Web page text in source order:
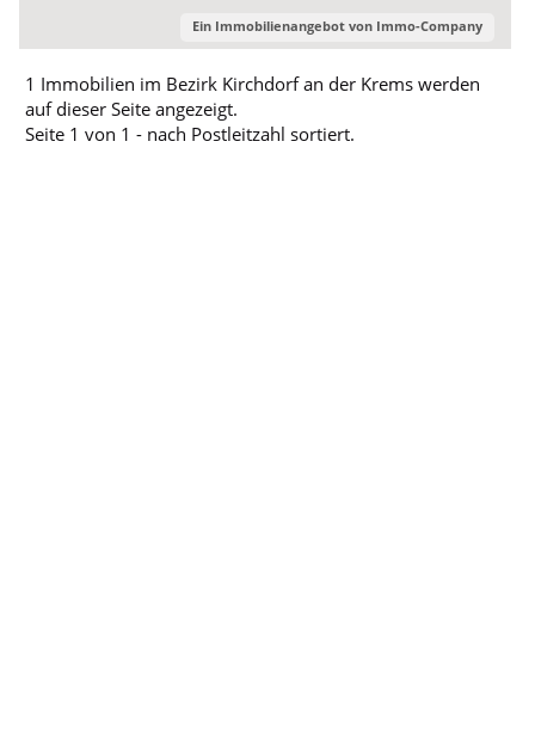
Ein Immobilienangebot von Immo-Company
1 Immobilien im Bezirk Kirchdorf an der Krems werden
auf dieser Seite angezeigt.
Seite 1 von 1 - nach Postleitzahl sortiert.